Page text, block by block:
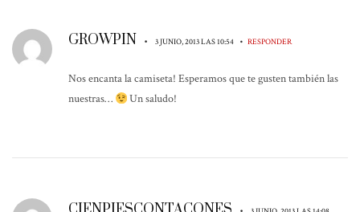
GROWPIN • 3 JUNIO, 2013 LAS 10:54 • RESPONDER
Nos encanta la camiseta! Esperamos que te gusten también las
nuestras…
Un saludo!